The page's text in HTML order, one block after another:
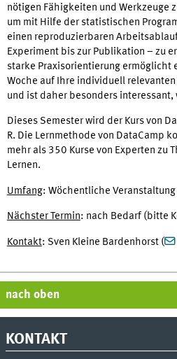
nötigen Fähigkeiten und Werkzeuge
um mit Hilfe der statistischen
einen reproduzierbaren
Experiment bis zur Publikation – zu
starke Praxisorientierung ermöglicht
Woche auf Ihre individuell
und ist daher besonders
Dieses Semester wird der Kurs von
R. Die Lernmethode von DataCamp
mehr als 350 Kurse von Experten zu
Lernen.
Umfang: Wöchentliche Veranstaltung
Nächster Termin: nach Bedarf (bitte
Kontakt: Sven Kleine Bardenhorst (
nach oben
KONTAKT